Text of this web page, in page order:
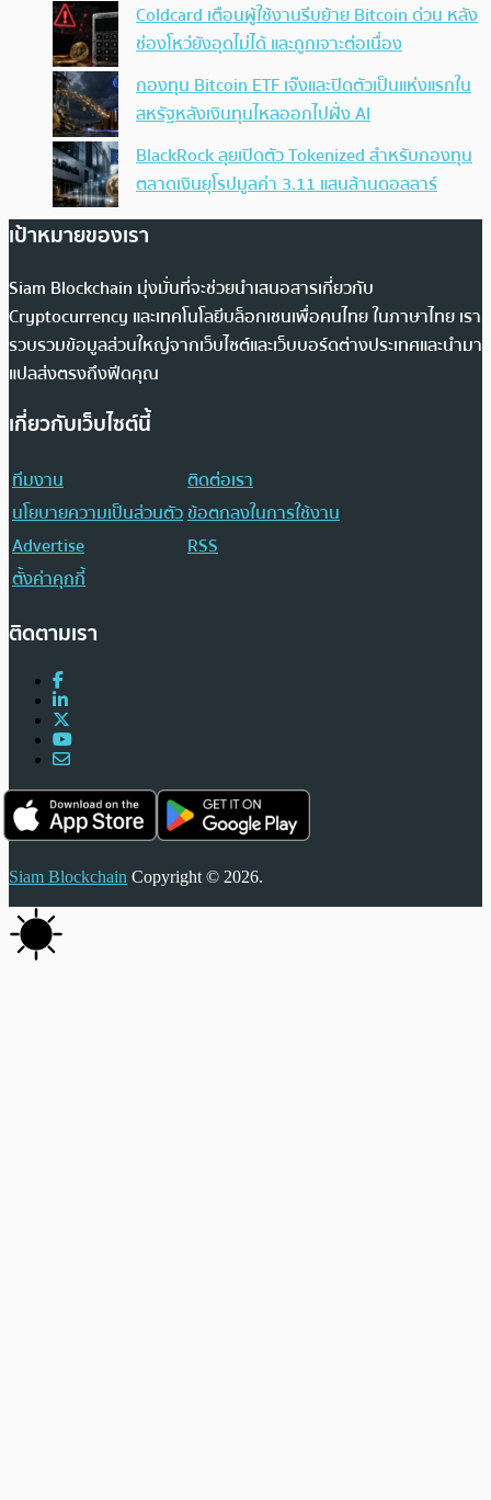
Coldcard เตือนผู้ใช้งานรีบย้าย Bitcoin ด่วน หลัง
ช่องโหว่ยังอุดไม่ได้ และถูกเจาะต่อเนื่อง
กองทุน Bitcoin ETF เจ๊งและปิดตัวเป็นแห่งแรกใน
สหรัฐหลังเงินทุนไหลออกไปฝั่ง AI
BlackRock ลุยเปิดตัว Tokenized สำหรับกองทุน
ตลาดเงินยุโรปมูลค่า 3.11 แสนล้านดอลลาร์
เป้าหมายของเรา
Siam Blockchain มุ่งมั่นที่จะช่วยนำเสนอสารเกี่ยวกับ
Cryptocurrency และเทคโนโลยีบล็อกเชนเพื่อคนไทย ในภาษาไทย เรา
รวบรวมข้อมูลส่วนใหญ่จากเว็บไซต์และเว็บบอร์ดต่างประเทศและนำมา
แปลส่งตรงถึงฟีดคุณ
เกี่ยวกับเว็บไซต์นี้
ทีมงาน
ติดต่อเรา
นโยบายความเป็นส่วนตัวข้อตกลงในการใช้งาน
Advertise
RSS
ตั้งค่าคุกกี้
ติดตามเรา
Siam Blockchain Copyright © 2026.